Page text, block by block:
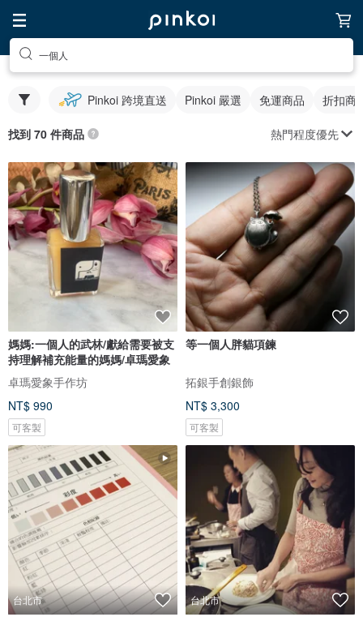
一個人
Pinkoi 跨境直送 Pinkoi 嚴選 免運商品 折扣商
找到 70 件商品 熱門程度優先
媽媽:一個人的武林/獻給需要被支
持理解補充能量的媽媽/卓瑪愛象
卓瑪愛象手作坊
NT$ 990
可客製
等一個人胖貓項鍊
拓銀手創銀飾
NT$ 3,300
可客製
台北市 台北市